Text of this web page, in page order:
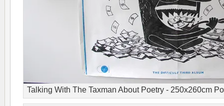
Talking With The Taxman About Poetry - 250x260cm